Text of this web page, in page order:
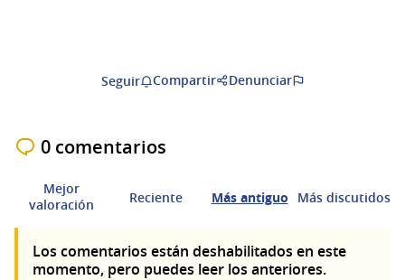
Seguir Compartir Denunciar
0 comentarios
Mejor
valoración
Reciente Más antiguo Más discutidos
Los comentarios están deshabilitados en este
momento, pero puedes leer los anteriores.